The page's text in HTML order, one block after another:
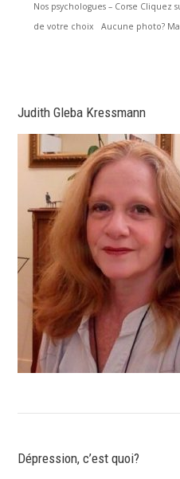
Nos psychologues – Corse
de votre choix Aucune photo?
Judith Gleba Kressmann
Dépression, c’est quoi?